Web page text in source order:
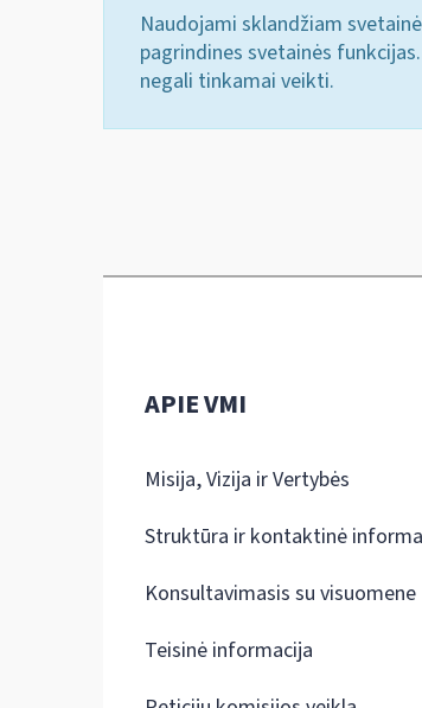
Naudojami sklandžiam
pagrindines svetainės
negali tinkamai veikti.
APIE VMI
Misija, Vizija ir Vertybės
Struktūra ir kontaktinė
Konsultavimasis su visuomene
Teisinė informacija